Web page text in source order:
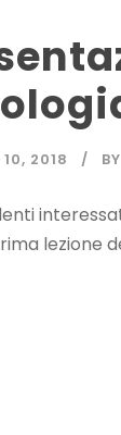
10, 2018 BY
lezione